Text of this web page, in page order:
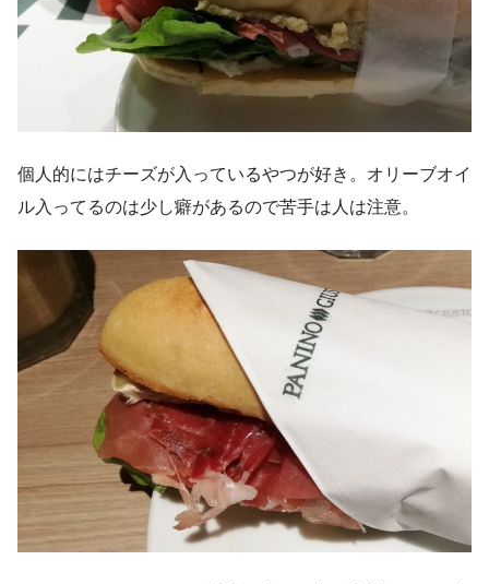
個人的にはチーズが入っているやつが好き。オリーブオイ
ル入ってるのは少し癖があるので苦手は人は注意。